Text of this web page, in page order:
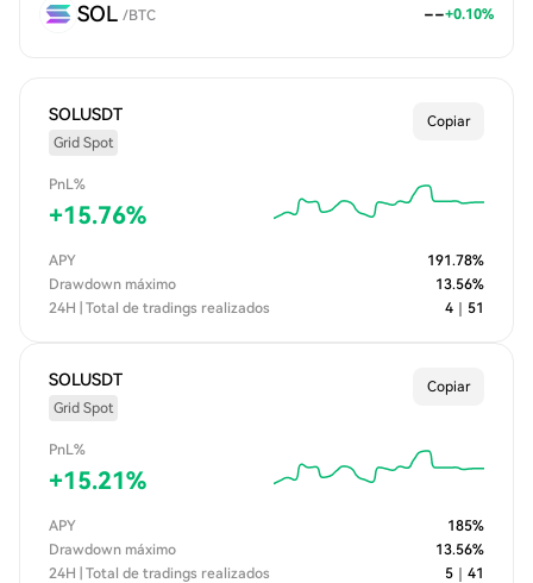
SOL /BTC --+0.10%
SOLUSDT
Grid Spot
Copiar
PnL%
+15.76%
APY 191.78%
Drawdown máximo
13.56%
24H | Total de tradings realizados
4 51
SOLUSDT
Grid Spot
Copiar
PnL%
+15.21%
APY 185%
Drawdown máximo
13.56%
24H | Total de tradings realizados
5 41